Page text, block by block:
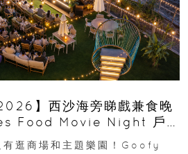
】西沙海旁睇戲兼食晚
Food Movie Night 戶
有逛商場和主題樂園！Goofy